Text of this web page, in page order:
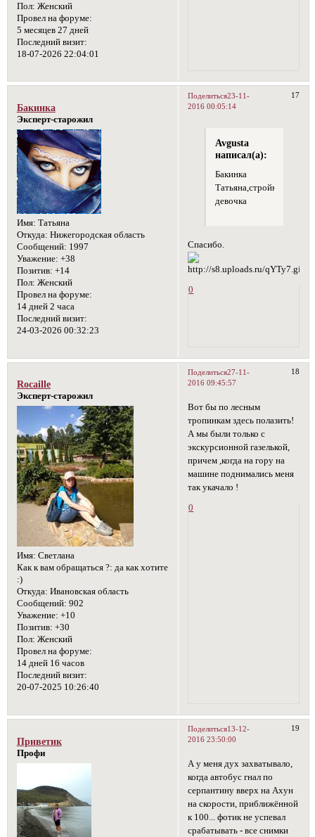
Пол: Женский
Провел на форуме:
5 месяцев 27 дней
Последний визит:
18-07-2026 22:04:01
Поделиться 17
23-11-
2016 00:05:14
Бакинка
Эксперт-старожил
Имя: Татьяна
Откуда: Нижегородская область
Сообщений: 1997
Уважение: +38
Позитив: +14
Пол: Женский
Провел на форуме:
14 дней 2 часа
Последний визит:
24-03-2026 00:32:23
Avgusta
написал(а):
Бакинка
Татьяна,стройная,как
девочка
Спасибо.
0
Поделиться 18
27-11-
2016 09:45:57
Rocaille
Эксперт-старожил
Имя: Светлана
Как к вам обращаться ?: да как хотите
:)
Откуда: Ивановская область
Сообщений: 902
Уважение: +10
Позитив: +30
Пол: Женский
Провел на форуме:
14 дней 16 часов
Последний визит:
20-07-2025 10:26:40
Вот бы по лесным
тропинкам здесь полазить!
А мы были только с
экскурсионной газелькой,
причем ,когда на гору на
машине поднимались меня
так укачало !
0
Поделиться 19
13-12-
2016 23:50:00
Приветик
Профи
А у меня дух захватывало,
когда автобус гнал по
серпантину вверх на Ахун
на скорости, приближённой
к 100... фотик не успевал
срабатывать - все снимки